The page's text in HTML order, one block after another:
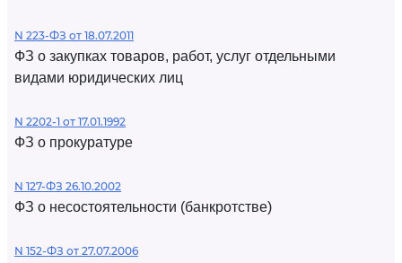
N 223-ФЗ от 18.07.2011
ФЗ о закупках товаров, работ, услуг отдельными
видами юридических лиц
N 2202-1 от 17.01.1992
ФЗ о прокуратуре
N 127-ФЗ 26.10.2002
ФЗ о несостоятельности (банкротстве)
N 152-ФЗ от 27.07.2006